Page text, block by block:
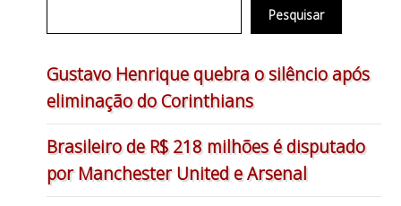
Pesquisar
Gustavo Henrique quebra o silêncio após
eliminação do Corinthians
Brasileiro de R$ 218 milhões é disputado
por Manchester United e Arsenal